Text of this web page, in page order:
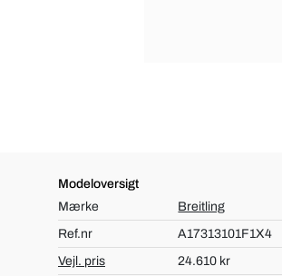
Modeloversigt
Mærke
Breitling
Ref.nr
A17313101F1X4
Vejl. pris
24.610 kr